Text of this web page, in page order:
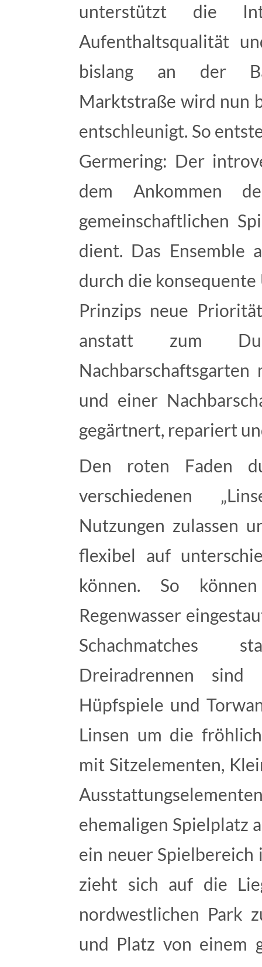
unterstützt die
Aufenthaltsqualität
bislang an der
Marktstraße wird nun
entschleunigt. So
Germering: Der
dem Ankommen
gemeinschaftlichen
dient. Das Ensemble
durch die konsequente
Prinzips neue Prioritäten setzt
anstatt zum
und einer
gegärtnert, repariert
Den roten Faden
verschiedenen
Nutzungen zulassen
flexibel auf
können. So
Regenwasser
Schachmatches
Dreiradrennen
Hüpfspiele und
Linsen um die
mit Sitzelementen,
ehemaligen Spielplatz
ein neuer Spielbereich
zieht sich auf die
nordwestlichen Park
und Platz von einem